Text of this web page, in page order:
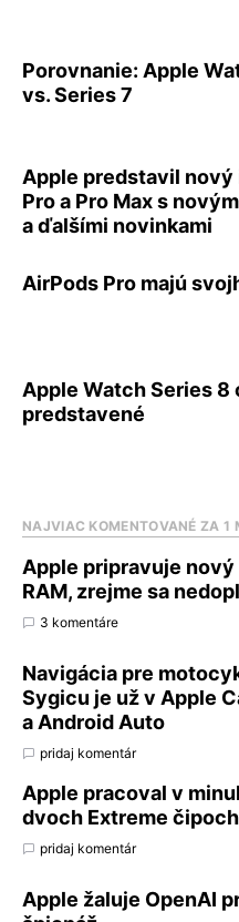
Porovnanie: Apple
vs. Series 7
Apple predstavil nový
Pro a Pro Max s
a ďalšími novinkami
AirPods Pro majú
Apple Watch Series 8
predstavené
NAJVIAC KOMENTOVANÉ ZA 1
Apple pripravuje nový
RAM, zrejme sa
3 komentáre
Navigácia pre
Sygicu je už v Apple
a Android Auto
pridaj komentár
Apple pracoval v
dvoch Extreme
pridaj komentár
Apple žaluje OpenAI